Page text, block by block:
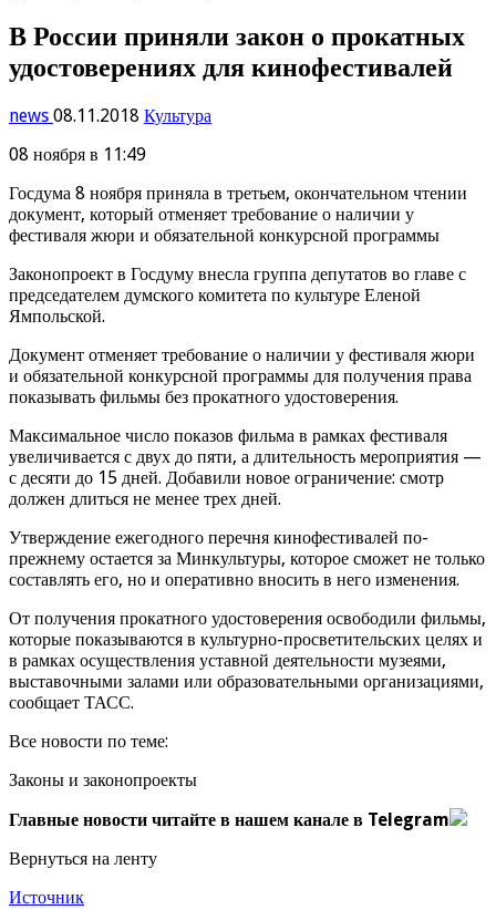
В России приняли закон о прокатных
удостоверениях для кинофестивалей
news 08.11.2018 Культура
08 ноября в 11:49
Госдума 8 ноября приняла в третьем, окончательном чтении
документ, который отменяет требование о наличии у
фестиваля жюри и обязательной конкурсной программы
Законопроект в Госдуму внесла группа депутатов во главе с
председателем думского комитета по культуре Еленой
Ямпольской.
Документ отменяет требование о наличии у фестиваля жюри
и обязательной конкурсной программы для получения права
показывать фильмы без прокатного удостоверения.
Максимальное число показов фильма в рамках фестиваля
увеличивается с двух до пяти, а длительность мероприятия —
с десяти до 15 дней. Добавили новое ограничение: смотр
должен длиться не менее трех дней.
Утверждение ежегодного перечня кинофестивалей по-
прежнему остается за Минкультуры, которое сможет не только
составлять его, но и оперативно вносить в него изменения.
От получения прокатного удостоверения освободили фильмы,
которые показываются в культурно-просветительских целях и
в рамках осуществления уставной деятельности музеями,
выставочными залами или образовательными организациями,
сообщает ТАСС.
Все новости по теме:
Законы и законопроекты
Главные новости читайте в нашем канале в Telegram
Вернуться на ленту
Источник